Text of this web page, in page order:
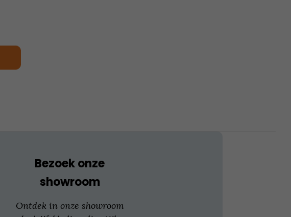
productpagina
Bezoek onze
showroom
Ontdek in onze showroom